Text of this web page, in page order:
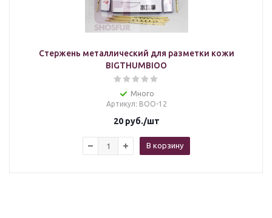
Стержень металлический для разметки кожи
BIGTHUMBIOO
Много
Артикул: BOO-12
20руб./шт
В корзину